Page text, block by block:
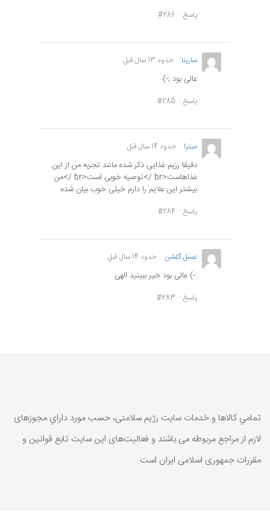
پاسخ #286
سارینا حدود 13 سال قبل
عالی بود ;-)
پاسخ #285
میترا حدود 14 سال قبل
دقیقا رزیم غذایی ذکر شده مانند تجربه من از این
غذاهاست<br />توصیه خوبی است<br />من
بیشتر این علایم را دارم خیلی خوب بیان شده
پاسخ #284
عسل گلشن حدود 14 سال قبل
:-) عالی بود خیر ببینید الهی
پاسخ #283
تمامي كالاها و خدمات سایت رژیم سلامتی، حسب مورد داراي مجوزهای
لازم از مراجع مربوطه می باشند و فعاليت‌های اين سايت تابع قوانين و
مقررات جمهوری اسلامی ايران است.